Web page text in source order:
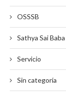
OSSSB
Sathya Sai Baba
Servicio
Sin categoría